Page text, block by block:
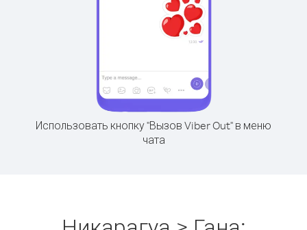
Использовать кнопку "Вызов Viber Out" в меню
чата